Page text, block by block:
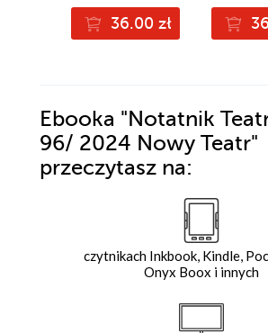
36.00 zł
Ebooka "Notatnik
96/ 2024 Nowy Teatr"
przeczytasz na:
czytnikach Inkbook, Kindle,
Onyx Boox i innych